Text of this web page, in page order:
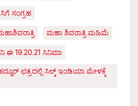
ಸಂಗ್ರಹ
ಮಹಾ ಶಿವರಾತ್ರಿ ಮಹಿಮೆ
19.20.21 ಸಿನಿಮಾ
ಛತ್ರದಲ್ಲಿ ಸಿಲ್ಕ್ ಇಂಡಿಯಾ ಮೇಳಕ್ಕೆ